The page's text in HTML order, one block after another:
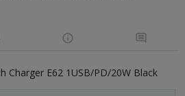
Charger E62 1USB/PD/20W Black